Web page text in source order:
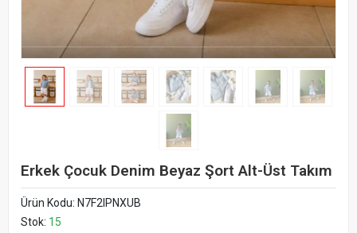
Erkek Çocuk Denim Beyaz Şort Alt-Üst Takım
Ürün Kodu: N7F2IPNXUB
Stok: 15